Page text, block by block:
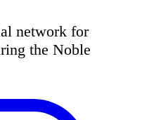
network for
the Noble